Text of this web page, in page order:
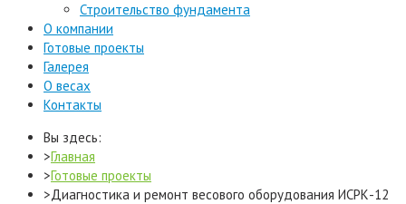
Строительство фундамента
О компании
Готовые проекты
Галерея
О весах
Контакты
Вы здесь:
Главная
Готовые проекты
Диагностика и ремонт весового оборудования ИСРК-12